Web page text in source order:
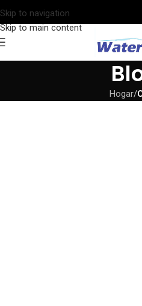
Skip to navigation
Skip to main content
Hogar/